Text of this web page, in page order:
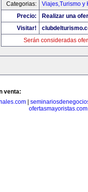
Categorias:
Viajes,Turismo y
Precio:
Realizar una
Visitar!
Serán consideradas
venta:
ofertasmayoristas.com